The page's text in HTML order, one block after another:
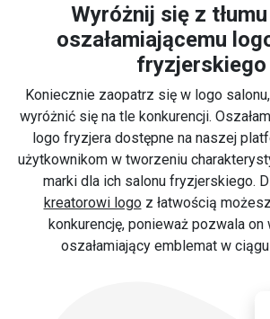
Wyróżnij się z
oszałamiającemu
fryzjerskiego
Koniecznie zaopatrz się w logo
wyróżnić się na tle konkurencji.
logo fryzjera dostępne na naszej
użytkownikom w tworzeniu
marki dla ich salonu fryzjerskiego.
kreatorowi logoz łatwością
konkurencję, ponieważ pozwala on
oszałamiający emblemat w